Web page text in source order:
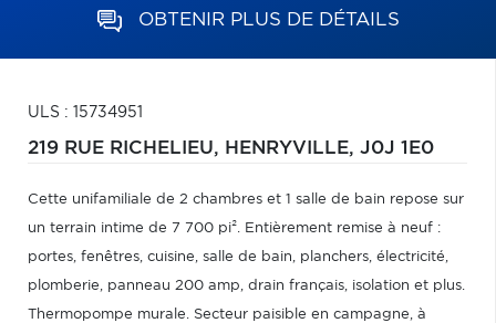
OBTENIR PLUS DE DÉTAILS
ULS : 15734951
219 RUE RICHELIEU, HENRYVILLE, J0J 1E0
Cette unifamiliale de 2 chambres et 1 salle de bain repose sur
un terrain intime de 7 700 pi². Entièrement remise à neuf :
portes, fenêtres, cuisine, salle de bain, planchers, électricité,
plomberie, panneau 200 amp, drain français, isolation et plus.
Thermopompe murale. Secteur paisible en campagne, à